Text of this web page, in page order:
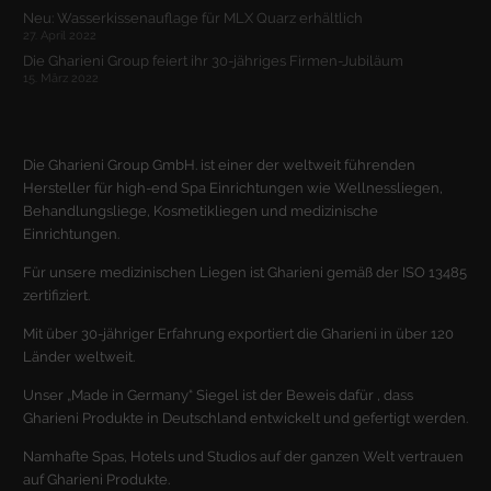
Neu: Wasserkissenauflage für MLX Quarz erhältlich
27. April 2022
Die Gharieni Group feiert ihr 30-jähriges Firmen-Jubiläum
15. März 2022
Die Gharieni Group GmbH. ist einer der weltweit führenden
Hersteller für high-end Spa Einrichtungen wie Wellnessliegen,
Behandlungsliege, Kosmetikliegen und medizinische
Einrichtungen.
Für unsere medizinischen Liegen ist Gharieni gemäß der ISO 13485
zertifiziert.
Mit über 30-jähriger Erfahrung exportiert die Gharieni in über 120
Länder weltweit.
Unser „Made in Germany“ Siegel ist der Beweis dafür , dass
Gharieni Produkte in Deutschland entwickelt und gefertigt werden.
Namhafte Spas, Hotels und Studios auf der ganzen Welt vertrauen
auf Gharieni Produkte.
Essenzielle Cookies ermöglichen grundlegende Funktionen und sind für
die einwandfreie Funktion der Website erforderlich.
Cookie-Informationen anzeigen
Statistik Cookies erfassen Informationen anonym. Diese Informationen
Marketing (1)
Marketing-Cookies werden von Drittanbietern oder Publishern
verwendet, um personalisierte Werbung anzuzeigen. Sie tun dies, indem
sie Besucher über Websites hinweg verfolgen.